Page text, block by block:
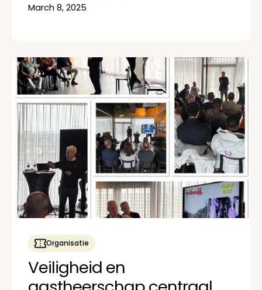
March 8, 2025
Organisatie
Veiligheid en